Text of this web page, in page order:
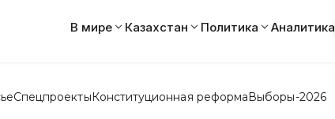
В мире Казахстан Политика Аналитика
СпецпроектыКонституционная реформаВыборы-2026